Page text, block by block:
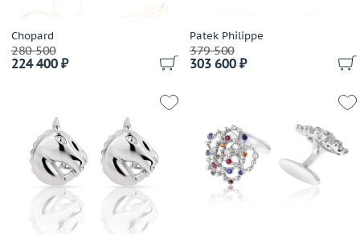
Zilli
Италия
Помельников
Chopard
280 500
224 400 ₽
Patek Philippe
379 500
303 600 ₽